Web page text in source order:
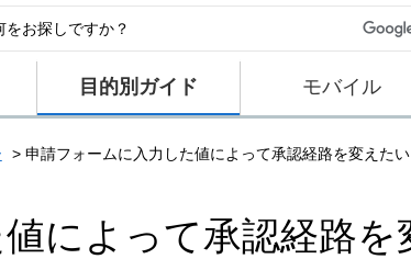
目的別ガイド モバイル
申請フォームに入力した値によって承認経路を変えたい
によって承認経路を